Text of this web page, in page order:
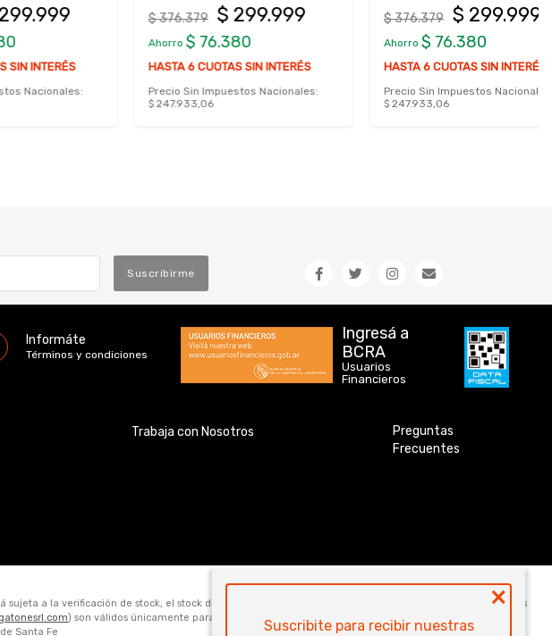
$ 376.379 $ 299.999
$ 76.380
HASTA 6 CUOTAS SIN INTERÉS
Precio Sin Impuestos Nacionales:
$ 247.933,06
$ 376.379 $ 299.999
$ 76.380
HASTA 6 CUOTAS SIN INTERÉS
Precio Sin Impuestos Nacionales:
$ 247.933,06
Suscribirme
Informáte
Términos y condiciones
Ingresá a
BCRA
Usuarios
Financieros
Trabaja con Nosotros
Preguntas
Frecuentes
×
Suscribite para recibir nuestras
a la verificación de stock, el stock disponible para la venta web de cada código es de 5 unidades. Los
) son válidos únicamente para la compra online. Las especificaciones técnicas y descripciones
Santa Fe